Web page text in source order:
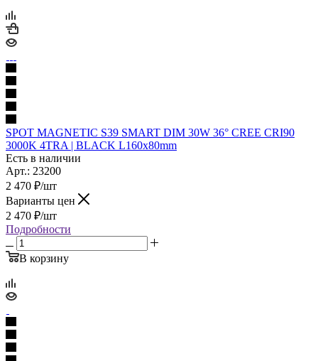
SPOT MAGNETIC S39 SMART DIM 30W 36° CREE CRI90
3000K 4TRA | BLACK L160x80mm
Есть в наличии
Арт.: 23200
2 470 ₽/шт
Варианты цен
2 470 ₽/шт
Подробности
В корзину